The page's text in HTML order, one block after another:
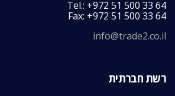
Tel.: +972 51 500 33 64
Fax: +972 51 500 33 64
info@trade2.co.il
רשת חברתית